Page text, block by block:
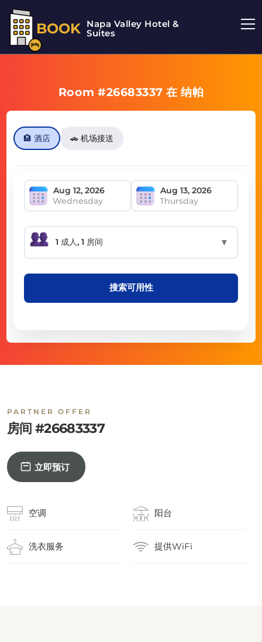
BOOK Napa Valley Hotel &
Suites
Room #26683337 在 纳帕
🏨 酒店 🚗 机场接送
Wednesday Thursday
▼
搜索可用性
PARTNER OFFER
房间 #26683337
立即预订
空调 阳台
洗衣服务 提供WiFi